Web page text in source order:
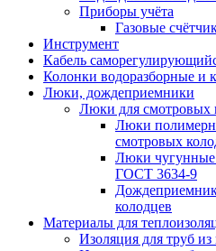
Приборы учёта
Газовые
Инструмент
Кабель
Колонки водоразборные и
Люки, дождеприемники
Люки для смотровых
Люки
смотровых
Люки чугунные
ГОСТ 3634-9
колодцев
Материалы для
Изоляция для труб